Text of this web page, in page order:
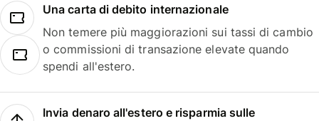
Una carta di debito internazionale
Non temere più maggiorazioni sui tassi di cambio
o commissioni di transazione elevate quando
spendi all'estero.
Invia denaro all'estero e risparmia sulle